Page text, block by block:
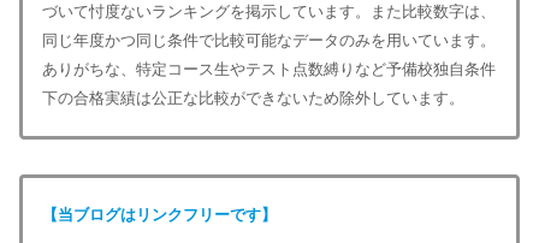
づいて忖度ないランキングを掲示しています。また比較数字は、
同じ年度かつ同じ条件で比較可能なデータのみを用いています。
ありがちな、特定コース生やテスト点数縛りなど予備校独自条件
下の合格実績は公正な比較ができないため除外しています。
【当ブログはリンクフリーです】